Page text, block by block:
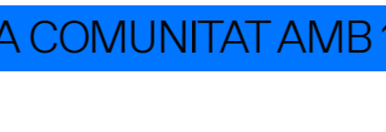
COMUNITAT AMB